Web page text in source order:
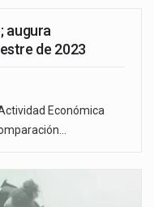
augura
de 2023
Económica